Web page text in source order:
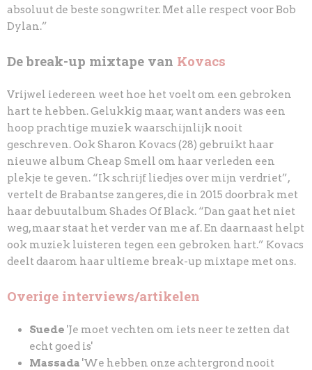
absoluut de beste songwriter. Met alle respect voor Bob
Dylan.”
De break-up mixtape van Kovacs
Vrijwel iedereen weet hoe het voelt om een gebroken
hart te hebben. Gelukkig maar, want anders was een
hoop prachtige muziek waarschijnlijk nooit
geschreven. Ook Sharon Kovacs (28) gebruikt haar
nieuwe album Cheap Smell om haar verleden een
plekje te geven. “Ik schrijf liedjes over mijn verdriet”,
vertelt de Brabantse zangeres, die in 2015 doorbrak met
haar debuutalbum Shades Of Black. “Dan gaat het niet
weg, maar staat het verder van me af. En daarnaast helpt
ook muziek luisteren tegen een gebroken hart.” Kovacs
deelt daarom haar ultieme break-up mixtape met ons.
Overige interviews/artikelen
Suede 'Je moet vechten om iets neer te zetten dat
echt goed is'
Massada 'We hebben onze achtergrond nooit